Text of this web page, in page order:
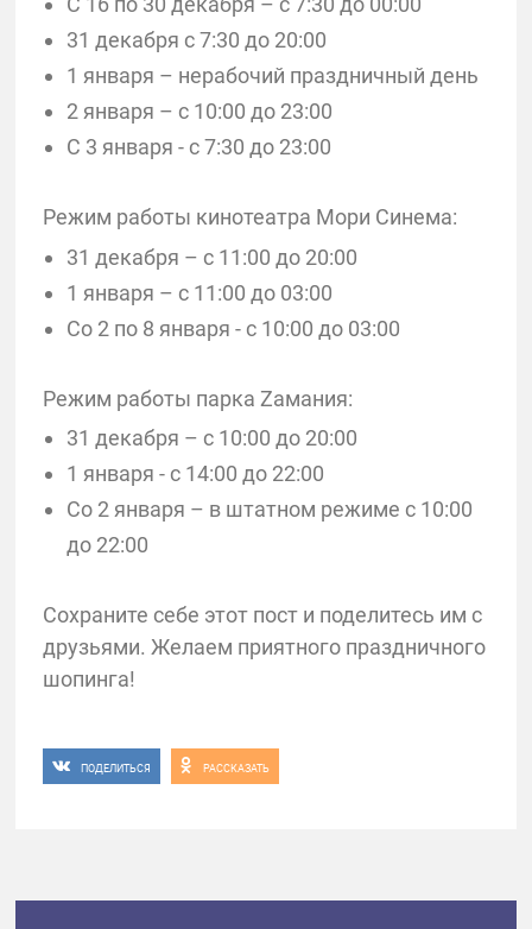
31 декабря с 7:30 до 20:00
1 января – нерабочий праздничный день
2 января – с 10:00 до 23:00
С 3 января - с 7:30 до 23:00
Режим работы кинотеатра Мори Синема:
31 декабря – с 11:00 до 20:00
1 января – с 11:00 до 03:00
Со 2 по 8 января - с 10:00 до 03:00
Режим работы парка Zамания:
31 декабря – с 10:00 до 20:00
1 января - с 14:00 до 22:00
Со 2 января – в штатном режиме с 10:00
до 22:00
Сохраните себе этот пост и поделитесь им с
друзьями. Желаем приятного праздничного
шопинга!
ПОДЕЛИТЬСЯ РАССКАЗАТЬ